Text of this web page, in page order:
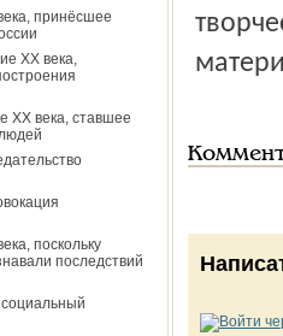
принёсшее
ХХ века,
ХХ века, ставшее
поскольку
последствий